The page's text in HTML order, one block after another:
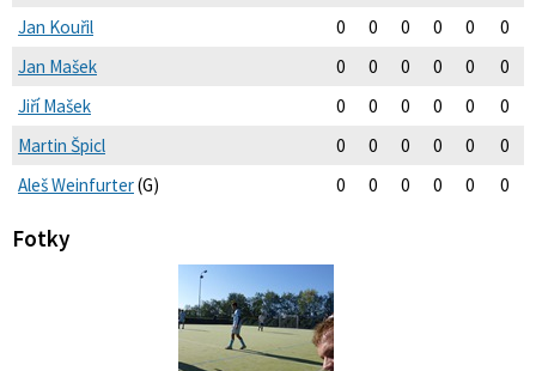
Jan Kouřil
0 0 0 0 0
0
Jan Mašek
0 0 0 0 0
0
Jiří Mašek
0 0 0 0 0
0
Martin Špicl
0 0 0 0 0
0
Aleš Weinfurter(G) 0 0 0 0 0 0
Fotky